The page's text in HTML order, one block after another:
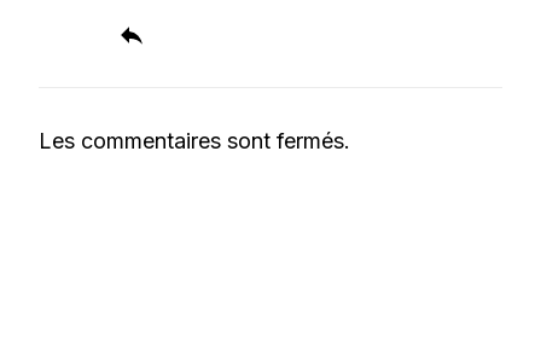
Les commentaires sont fermés.